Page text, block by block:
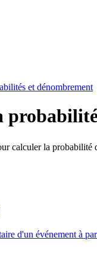
et dénombrement
calculer la probabilité
d'un événement à